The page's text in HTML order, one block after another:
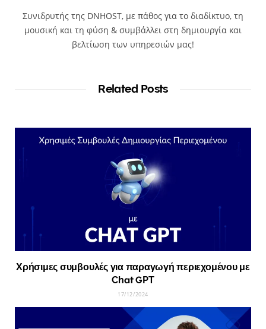
Συνιδρυτής της DNHOST, με πάθος για το διαδίκτυο, τη
μουσική και τη φύση & συμβάλλει στη δημιουργία και
βελτίωση των υπηρεσιών μας!
Related Posts
Χρήσιμες συμβουλές για παραγωγή περιεχομένου με
Chat GPT
17/12/2024